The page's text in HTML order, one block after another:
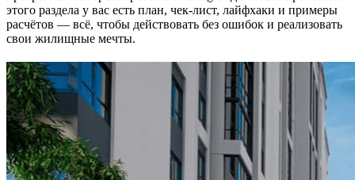
этого раздела у вас есть план, чек-лист, лайфхаки и примеры
расчётов — всё, чтобы действовать без ошибок и реализовать
свои жилищные мечты.